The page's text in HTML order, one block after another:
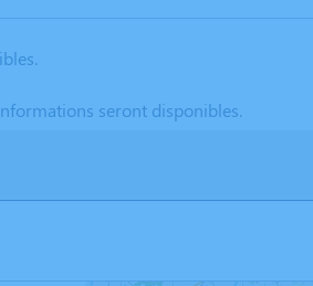
seront disponibles.